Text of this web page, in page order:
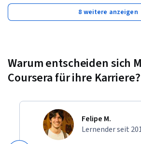
8 weitere anzeigen
Warum entscheiden sich
Coursera für ihre Karriere?
Felipe M.
Lernender seit